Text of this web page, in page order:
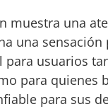
muestra una
una sensación
para usuarios
para quienes
para sus